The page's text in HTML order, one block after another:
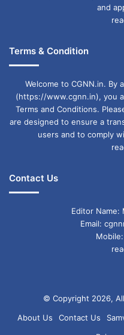
and
Terms & Condition
Welcome to CGNN.in. By
(https://www.cgnn.in), you
Terms and Conditions.
are designed to ensure a
users and to comply
Contact Us
Editor Name:
Email:
© Copyright 2026,
About Us
Contact Us